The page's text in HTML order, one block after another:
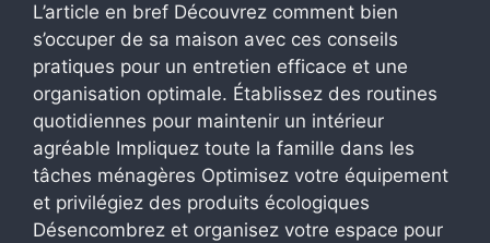
L’article en bref Découvrez comment bien
s’occuper de sa maison avec ces conseils
pratiques pour un entretien efficace et une
organisation optimale. Établissez des routines
quotidiennes pour maintenir un intérieur
agréable Impliquez toute la famille dans les
tâches ménagères Optimisez votre équipement
et privilégiez des produits écologiques
Désencombrez et organisez votre espace pour